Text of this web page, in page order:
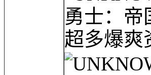
勇士：帝
超多爆